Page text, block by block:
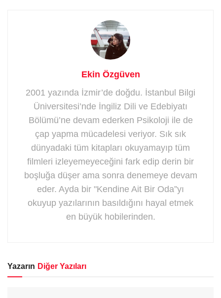
Ekin Özgüven
2001 yazında İzmir’de doğdu. İstanbul Bilgi
Üniversitesi’nde İngiliz Dili ve Edebiyatı
Bölümü’ne devam ederken Psikoloji ile de
çap yapma mücadelesi veriyor. Sık sık
dünyadaki tüm kitapları okuyamayıp tüm
filmleri izleyemeyeceğini fark edip derin bir
boşluğa düşer ama sonra denemeye devam
eder. Ayda bir "Kendine Ait Bir Oda”yı
okuyup yazılarının basıldığını hayal etmek
en büyük hobilerinden.
Yazarın Diğer Yazıları